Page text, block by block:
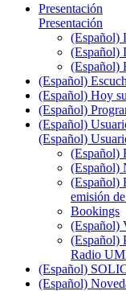
Presentación
Presentación
(Español)
(Español)
(Español)
(Español)
(Español) Hoy
(Español)
(Español)
(Español)
(Español)
(Español)
(Español)
emisión
Bookings
(Español)
Radio
(Español)
(Español)